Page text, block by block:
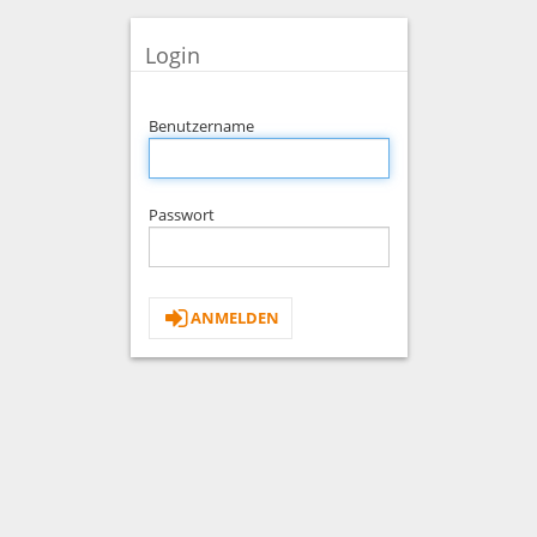
Login
Benutzername
Passwort
ANMELDEN